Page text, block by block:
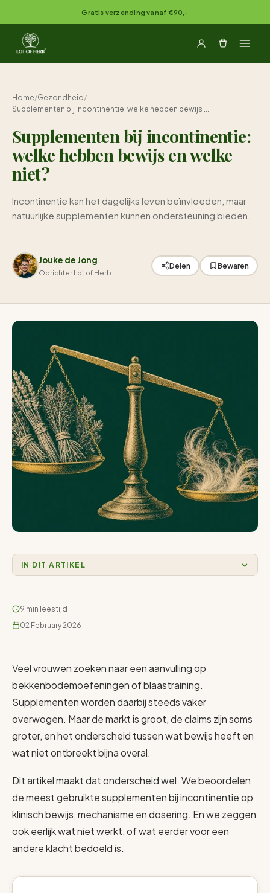
Gratis verzending vanaf €90,-
Home/Gezondheid /
Supplementen bij incontinentie: welke hebben bewijs ...
Supplementen bij incontinentie:
welke hebben bewijs en welke
niet?
Incontinentie kan het dagelijks leven beïnvloeden, maar
natuurlijke supplementen kunnen ondersteuning bieden.
Jouke de Jong
Oprichter Lot of Herb
Delen Bewaren
IN DIT ARTIKEL
9 min leestijd
02 February 2026
Veel vrouwen zoeken naar een aanvulling op
bekkenbodemoefeningen of blaastraining.
Supplementen worden daarbij steeds vaker
overwogen. Maar de markt is groot, de claims zijn soms
groter, en het onderscheid tussen wat bewijs heeft en
wat niet ontbreekt bijna overal.
Dit artikel maakt dat onderscheid wel. We beoordelen
de meest gebruikte supplementen bij incontinentie op
klinisch bewijs, mechanisme en dosering. En we zeggen
ook eerlijk wat niet werkt, of wat eerder voor een
andere klacht bedoeld is.